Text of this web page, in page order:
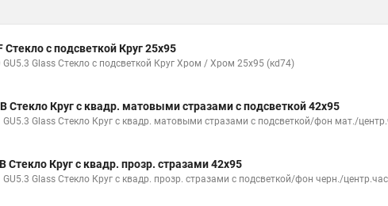
Стекло с подсветкой Круг 25x95
GU5.3 Glass Стекло с подсветкой Круг Хром / Хром 25x95 (кd74)
Стекло Круг с квадр. матовыми стразами с подсветкой 42x95
GU5.3 Glass Стекло Круг с квадр. матовыми стразами с подсветкой/фон мат./
Стекло Круг с квадр. прозр. стразами 42x95
GU5.3 Glass Стекло Круг с квадр. прозр. стразами с подсветкой/фон черн./